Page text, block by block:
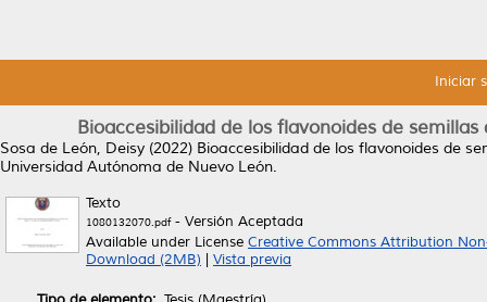
Iniciar
Bioaccesibilidad de los flavonoides de
Sosa de León, Deisy (2022) Bioaccesibilidad de los flavonoides de
Universidad Autónoma de Nuevo León.
Texto
1080132070.pdf- Versión Aceptada
Available under License Creative Commons Attribution
Download (2MB)
Vista previa